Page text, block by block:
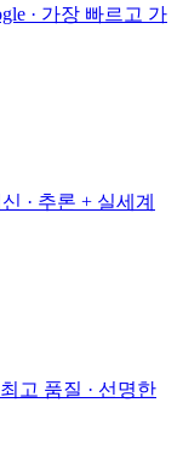
· 가장 빠르고 가
· 추론 + 실세계
최고 품질 · 선명한